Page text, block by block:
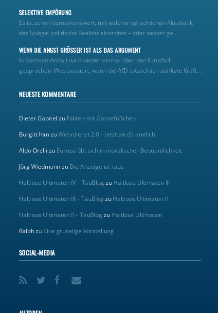
SELEKTIVE EMPÖRUNG
Es ist schon bemerkenswert, mit welcher sprachlichen Akrobatik
der Spiegel politische Realität einordnet – oder besser ge...
WENN DIE ANGST GRÖSSER IST ALS DAS ARGUMENT
In Sachsen-Anhalt wird wieder einmal über den Ernstfall
gesprochen: Was passiert, wenn die AfD tatsächlich stärkste Kraft...
NEUESTE KOMMENTARE
Dieter Gabriel zu Fakten mit Gänsefüßchen
Burgitt IhmzuWehrdienst 2.0 – Jetzt wird’s amtlich!
Aldo Orelli zu Europa übt sich in moralischer Bequemlichkeit
Jörg Wiedmannzu Die Anzeige ist raus
Haltlose Ultimaten IV – TauBlog zu Haltlose Ultimaten III
Haltlose Ultimaten III – TauBlog zu Haltlose Ultimaten II
Haltlose Ultimaten II – TauBlog zu Haltlose Ultimaten
Ralphzu Eine gruselige Vorstellung
SOCIAL-MEDIA